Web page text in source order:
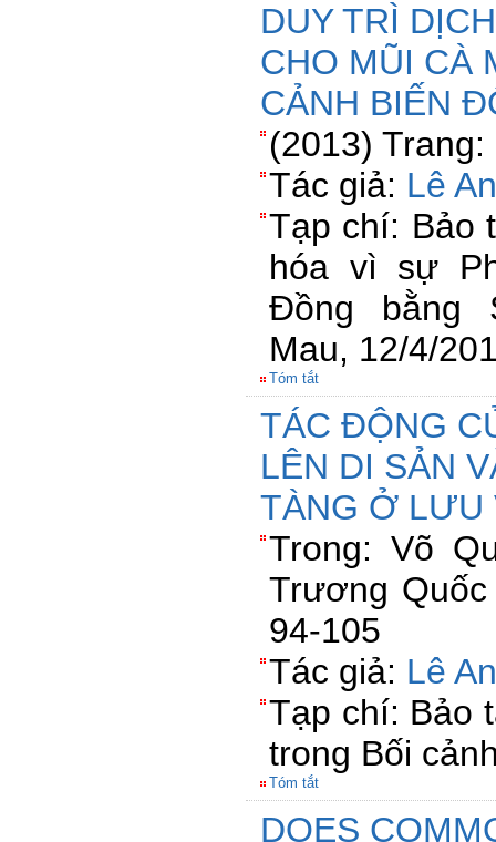
DUY TRÌ
CHO MŨI CÀ
CẢNH BIẾN
(2013) Trang:
Tác giả: Lê
Tạp chí: Bảo
hóa vì sự
Đồng bằng
Mau, 12/4/
Tóm tắt
TÁC ĐỘNG
LÊN DI SẢN
TÀNG Ở LƯU
Trong: Võ
Trương
94-105
Tác giả: Lê
Tạp chí: Bảo
trong Bối
Tóm tắt
DOES